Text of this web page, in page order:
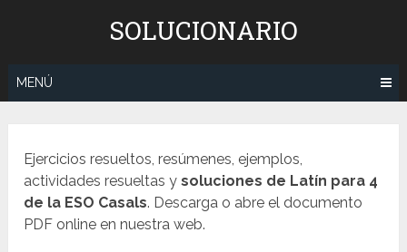
SOLUCIONARIO
MENÚ
Ejercicios resueltos, resúmenes, ejemplos,
actividades resueltas ysoluciones de Latín para 4
de la ESO Casals. Descarga o abre el documento
PDF online en nuestra web.